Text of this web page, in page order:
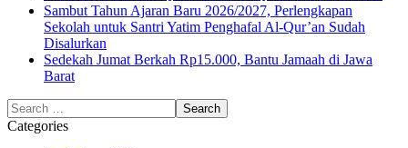
Sambut Tahun Ajaran Baru 2026/2027, Perlengkapan
Sekolah untuk Santri Yatim Penghafal Al-Qur’an Sudah
Disalurkan
Sedekah Jumat Berkah Rp15.000, Bantu Jamaah di Jawa
Barat
Categories